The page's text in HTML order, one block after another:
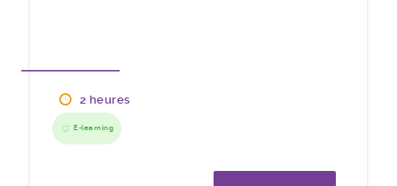
2 heures
E-learning